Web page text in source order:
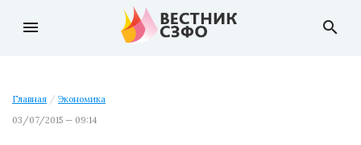
menu search
Главная / Экономика
03/07/2015 — 09:14